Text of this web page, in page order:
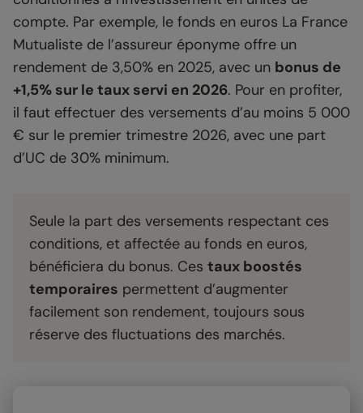
compte. Par exemple, le fonds en euros La France
Mutualiste de l’assureur éponyme offre un
rendement de 3,50% en 2025, avec un bonus de
+1,5% sur le taux servi en 2026. Pour en profiter,
il faut effectuer des versements d’au moins 5 000
€ sur le premier trimestre 2026, avec une part
d’UC de 30% minimum.
Seule la part des versements respectant ces
conditions, et affectée au fonds en euros,
bénéficiera du bonus. Ces taux boostés
temporaires permettent d’augmenter
facilement son rendement, toujours sous
réserve des fluctuations des marchés.